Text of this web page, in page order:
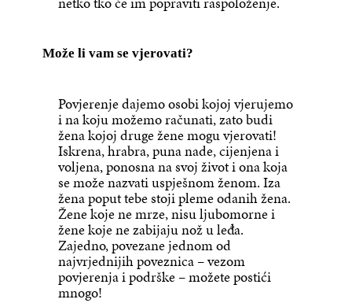
Može li vam se vjerovati?
Povjerenje dajemo osobi kojoj vjerujemo
i na koju možemo računati, zato budi
žena kojoj druge žene mogu vjerovati!
Iskrena, hrabra, puna nade, cijenjena i
voljena, ponosna na svoj život i ona koja
se može nazvati uspješnom ženom. Iza
žena poput tebe stoji pleme odanih žena.
Žene koje ne mrze, nisu ljubomorne i
žene koje ne zabijaju nož u leđa.
Zajedno, povezane jednom od
najvrjednijih poveznica – vezom
povjerenja i podrške – možete postići
mnogo!